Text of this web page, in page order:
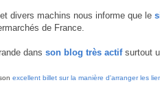
et divers machins nous informe que le
de France.
dans son blog très actifsurtout
excellent billet sur la manière d'arranger les